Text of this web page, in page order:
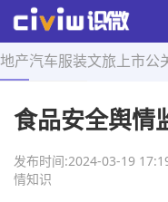
地产汽车服装文旅 上市公
首页 > 舆情知识 > 正文
食品安全舆情
发布时间:2024-03-19
情知识